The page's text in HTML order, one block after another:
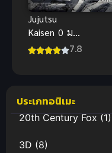
Jujutsu
Kaisen 0 มหา
เวทย์ผนึกมาร
7.8
ประเภทอนิเมะ
20th Century Fox(1)
3D (8)